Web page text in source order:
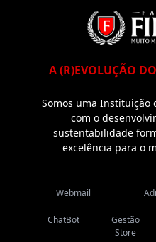
A (R)EVOLUÇÃO
Somos uma Instituição
com o
sustentabilidade
excelência para o
Webmail
ChatBot
Gestão
Store